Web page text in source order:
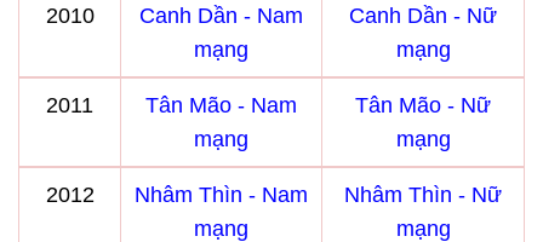
2010
Canh Dần - Nam
mạng
Canh Dần - Nữ
mạng
2011
Tân Mão - Nam
mạng
Tân Mão - Nữ
mạng
2012
Nhâm Thìn - Nam
mạng
Nhâm Thìn - Nữ
mạng